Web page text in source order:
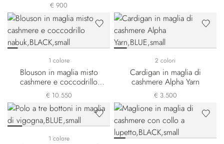
€ 900
1 colore
Blouson in maglia misto
cashmere e coccodrillo
nabuk
€ 10.550
2 colori
Cardigan in maglia di
cashmere Alpha Yarn
€ 3.500
1 colore